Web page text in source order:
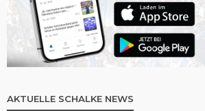
AKTUELLE SCHALKE NEWS